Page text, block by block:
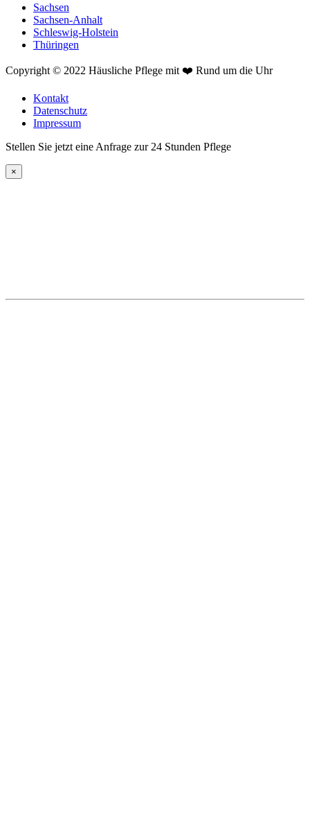
Sachsen
Sachsen-Anhalt
Schleswig-Holstein
Thüringen
Copyright © 2022 Häusliche Pflege mit ❤️ Rund um die Uhr
Kontakt
Datenschutz
Impressum
Stellen Sie jetzt eine Anfrage zur 24 Stunden Pflege
×